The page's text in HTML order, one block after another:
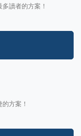
讀者的方案！
方案！